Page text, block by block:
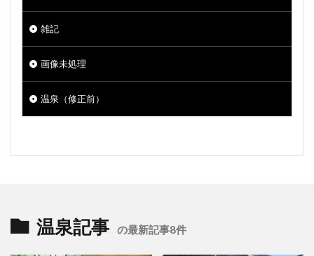
雑記
画像未処理
温泉（修正前）
温泉記事 の最新記事8件